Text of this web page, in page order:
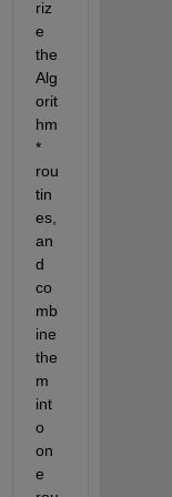
riz
e
the
Alg
orit
hm
*
rou
tin
es,
an
d
co
mb
ine
the
m
int
o
on
e